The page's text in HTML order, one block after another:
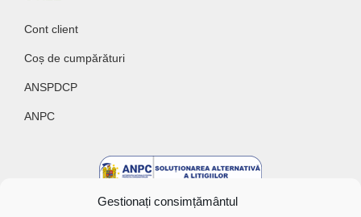
Gestionați consimțământul
Cont client
Coș de cumpărături
ANSPDCP
ANPC